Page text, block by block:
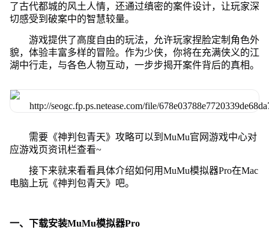
了古代都城的风土人情，还通过缜密的案件设计，让玩家深
切感受到破案中的智慧较量。
游戏提供了高度自由的玩法，允许玩家捏脸定制角色外
貌，体验丰富多样的冒险。作为少侠，你将在充满侠义的江
湖中行走，与各色人物互动，一步步揭开案件背后的真相。
需要《神判包青天》攻略可以到MuMu官网游戏中心对
应游戏页资讯栏查看~
接下来就来看看具体介绍如何用MuMu模拟器Pro在Mac
电脑上玩《神判包青天》吧。
一、下载安装MuMu模拟器Pro